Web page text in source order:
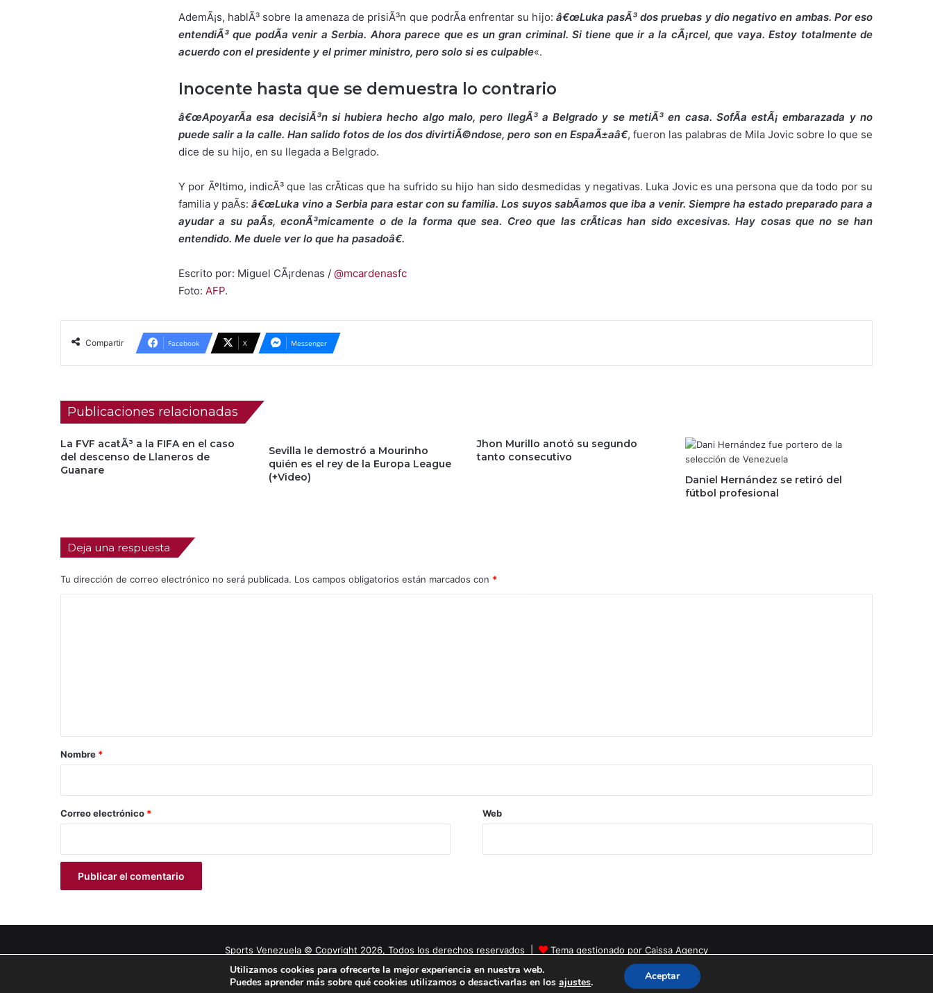
AdemÃ¡s, hablÃ³ sobre la amenaza de prisiÃ³n que podrÃ­a enfrentar su hijo: â€œLuka pasÃ³ dos pruebas y dio negativo en ambas. Por eso
entendiÃ³ que podÃ­a venir a Serbia. Ahora parece que es un gran criminal. Si tiene que ir a la cÃ¡rcel, que vaya. Estoy totalmente de
acuerdo con el presidente y el primer ministro, pero solo si es culpable«.
Inocente hasta que se demuestra lo contrario
â€œApoyarÃ­a esa decisiÃ³n si hubiera hecho algo malo, pero llegÃ³ a Belgrado y se metiÃ³ en casa. SofÃ­a estÃ¡ embarazada y no
puede salir a la calle. Han salido fotos de los dos divirtiÃ©ndose, pero son en EspaÃ±aâ€, fueron las palabras de Mila Jovic sobre lo que se
dice de su hijo, en su llegada a Belgrado.
Y por Ãºltimo, indicÃ³ que las crÃ­ticas que ha sufrido su hijo han sido desmedidas y negativas. Luka Jovic es una persona que da todo por su
familia y paÃ­s:â€œLuka vino a Serbia para estar con su familia. Los suyos sabÃ­amos que iba a venir. Siempre ha estado preparado para a
ayudar a su paÃ­s, econÃ³micamente o de la forma que sea. Creo que las crÃ­ticas han sido excesivas. Hay cosas que no se han
entendido. Me duele ver lo que ha pasadoâ€.
Escrito por: Miguel CÃ¡rdenas / @mcardenasfc
Foto: AFP.
Compartir Facebook X Messenger
Publicaciones relacionadas
La FVF acatÃ³ a la FIFA en el caso
del descenso de Llaneros de
Guanare
Sevilla le demostró a Mourinho
quién es el rey de la Europa League
(+Video)
Jhon Murillo anotó su segundo
tanto consecutivo
Daniel Hernández se retiró del
fútbol profesional
Deja una respuesta
Tu dirección de correo electrónico no será publicada. Los campos obligatorios están marcados con *
r
*
Nombre *
Correo electrónico * Web
Sports Venezuela © Copyright 2026, Todos los derechos reservados |
Tema gestionado por Caissa Agency
Facebook
X YouTube
Instagram
Utilizamos cookies para ofrecerte la mejor experiencia en nuestra web.
Puedes aprender más sobre qué cookies utilizamos o desactivarlas en losajustes. Aceptar